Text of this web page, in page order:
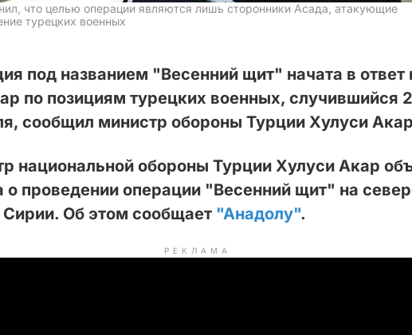
что целью операции являются лишь сторонники Асада, атакующие
турецких военных
под названием "Весенний щит" начата в ответ
по позициям турецких военных, случившийся
сообщил министр обороны Турции Хулуси
национальной обороны Турции Хулуси Акар
о проведении операции "Весенний щит" на
Сирии. Об этом сообщает "Анадолу".
РЕКЛАМА